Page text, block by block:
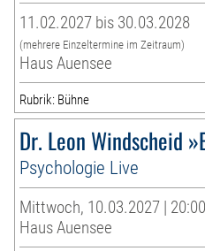
11.02.2027 bis 30.03.2028
(mehrere Einzeltermine im Zeitraum)
Haus Auensee
Rubrik: Bühne
Dr. Leon Windscheid
Psychologie Live
Mittwoch, 10.03.2027 |
Haus Auensee